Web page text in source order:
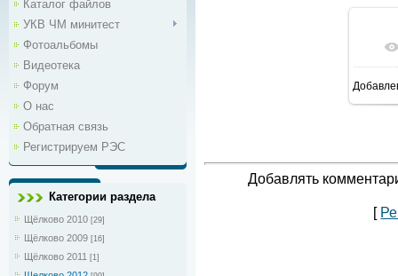
Каталог файлов
УКВ ЧМ минитест
Фотоальбомы
Видеотека
Форум
О нас
Обратная связь
Регистрируем РЭС
Категории раздела
Щёлково 2010 [29]
Щёлково 2009 [16]
Щёлково 2011 [1]
Добавлять
[